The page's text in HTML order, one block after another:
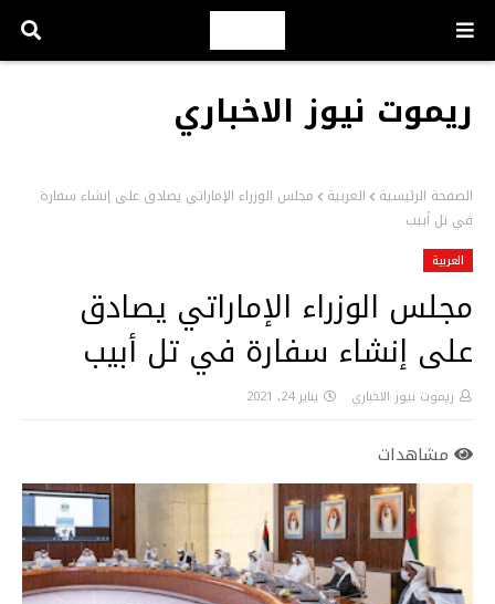
ريموت نيوز الاخباري
الصفحة الرئيسية العربية
مجلس الوزراء الإماراتي يصادق على إنشاء سفارة
في تل أبيب
العربية
مجلس الوزراء الإماراتي يصادق
على إنشاء سفارة في تل أبيب
ريموت نيوز الاخباري يناير 24, 2021
مشاهدات